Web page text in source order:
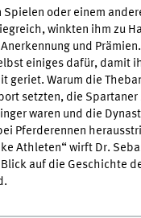
Spielen oder einem
winkten ihm zu
und
einiges dafür, damit
geriet. Warum die
setzten, die
waren und die
Pferde­rennen
Athleten“ wirft Dr.
auf die Geschichte